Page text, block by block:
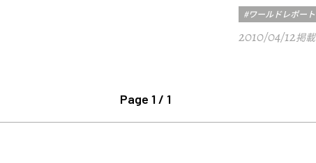
#ワールドレポート
2010/04/12掲載
Page 1 / 1